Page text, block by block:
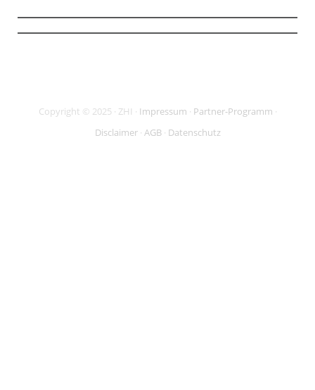
Copyright © 2025 · ZHI · Impressum · Partner-Programm ·
Disclaimer· AGB· Datenschutz